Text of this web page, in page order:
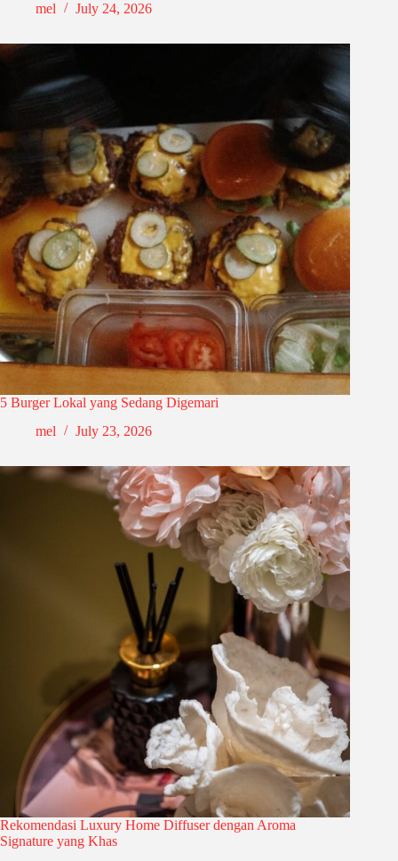
mel
July 24, 2026
5 Burger Lokal yang Sedang Digemari
mel
July 23, 2026
Rekomendasi Luxury Home Diffuser dengan Aroma
Signature yang Khas